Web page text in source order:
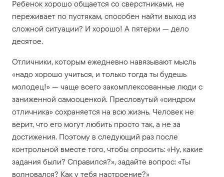
Ребенок хорошо общается со сверстниками, не
переживает по пустякам, способен найти выход из
сложной ситуации? И хорошо! А пятерки — дело
десятое.
Отличники, которым ежедневно навязывают мысль
«надо хорошо учиться, и только тогда ты будешь
молодец!» — чаще всего закомплексованные люди с
заниженной самооценкой. Пресловутый «синдром
отличника» сохраняется на всю жизнь. Человек не
верит, что его могут любить просто так, а не за
достижения. Поэтому в следующий раз после
контрольной вместе того, чтобы спросить: «Ну, какие
задания были? Справился?», задайте вопрос: «Ты
волновался? Как у тебя настроение?»